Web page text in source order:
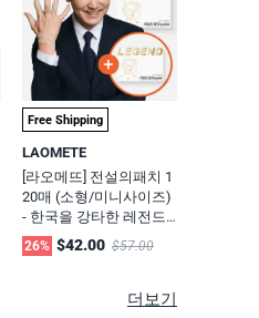
Free Shipping
LAOMETE
[라오메뜨] 전설의패치 1
20매 (소형/미니사이즈)
- 한국을 강타한 레전드
파스, 무릎 어깨 허리 관
절근육 통증 케어 쿨 한
26% $42.00 $57.00
더보기